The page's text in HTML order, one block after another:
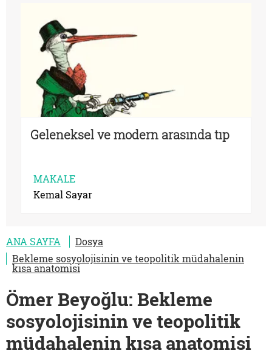
Geleneksel ve modern arasında tıp
MAKALE
Kemal Sayar
ANA SAYFA
Dosya
Bekleme sosyolojisinin ve teopolitik müdahalenin
kısa anatomisi
Ömer Beyoğlu: Bekleme
sosyolojisinin ve teopolitik
müdahalenin kısa anatomisi